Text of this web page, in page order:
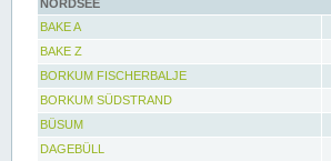
NORDSEE
BAKE A
BAKE Z
BORKUM FISCHERBALJE
BORKUM SÜDSTRAND
BÜSUM
DAGEBÜLL